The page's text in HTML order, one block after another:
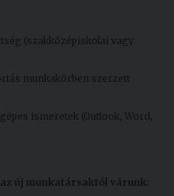
(szakközépiskolai vagy
munkakörben szerzett
ismeretek (Outlook, Word,
új munkatársaktól várunk: